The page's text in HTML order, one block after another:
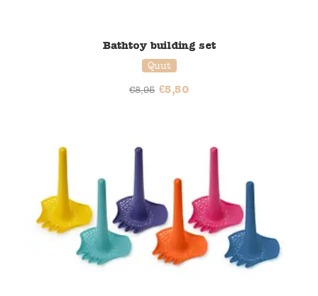
Bathtoy building set
Quut
€8,95 €5,50